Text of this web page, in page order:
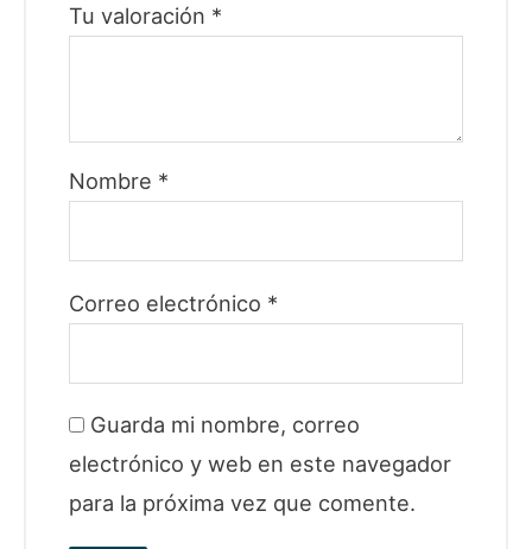
Tu valoración *
Nombre *
Correo electrónico *
Guarda mi nombre, correo
electrónico y web en este navegador
para la próxima vez que comente.